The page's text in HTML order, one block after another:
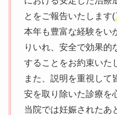
とをご報告いたします(
本年も豊富な経験をい
りいれ、安全で効果的
することをお約束いた
また、説明を重視して
安を取り除いた診療を
当院では妊娠されたあ